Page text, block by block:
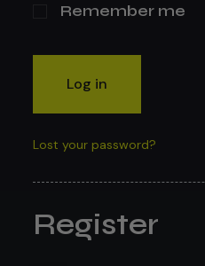
Remember me
Log in
Lost your password?
Register